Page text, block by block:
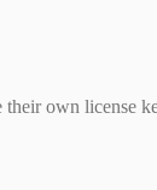
own license